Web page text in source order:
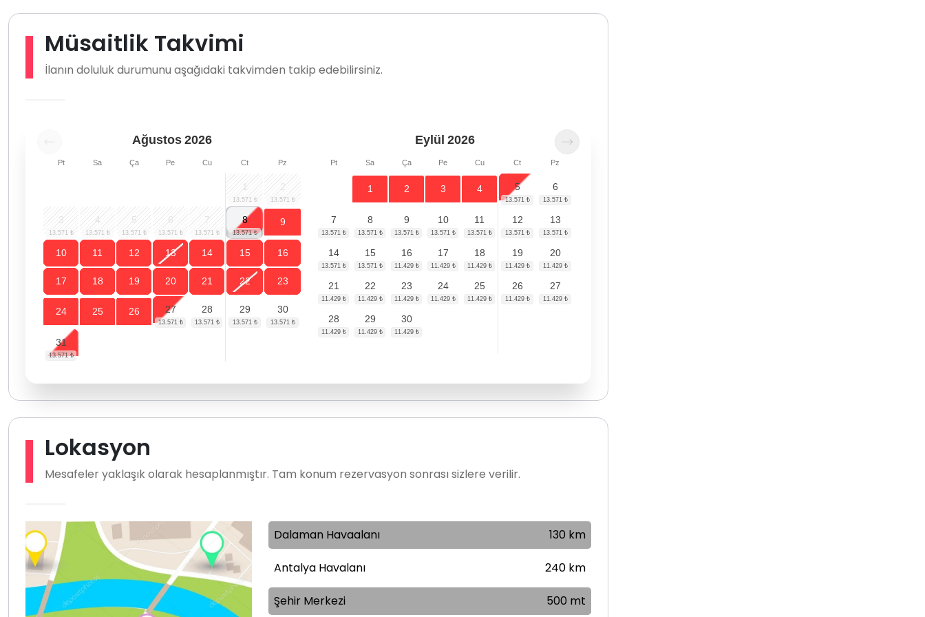
Müsaitlik Takvimi
İlanın doluluk durumunu aşağıdaki takvimden takip edebilirsiniz.
Ağustos 2026
Pt Sa Ça Pe Cu Ct Pz
1 2
3 4 5 6 7 8 9
10 11 12 13 14 15 16
17 18 19 20 21 22 23
24 25 26 27 28 29 30
31
Eylül 2026
Pt Sa Ça Pe Cu Ct Pz
1 2 3 4 5 6
7 8 9 10 11 12 13
14 15 16 17 18 19 20
21 22 23 24 25 26 27
28 29 30
Lokasyon
Mesafeler yaklaşık olarak hesaplanmıştır. Tam konum rezervasyon sonrası sizlere verilir.
Dalaman Havaalanı 130 km
Antalya Havalanı 240 km
Şehir Merkezi 500 mt